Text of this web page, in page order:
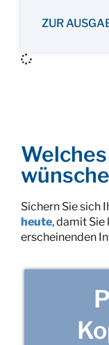
ZUR
Sichern Sie sich
heute, damit
erscheinenden